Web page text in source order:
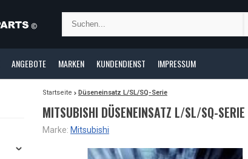
ANGEBOTE MARKEN KUNDENDIENST IMPRESSUM
Startseite Düseneinsatz L/SL/SQ-Serie
MITSUBISHI DÜSENEINSATZ L/SL/SQ-SERIE
Marke: Mitsubishi